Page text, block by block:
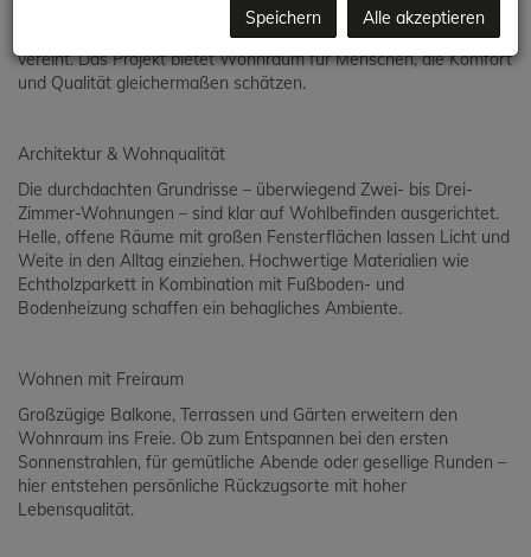
hochwertiges Neubauprojekt mit 66 Wohnungen, das modernes
Wohnen, zeitgemäße Architektur und nachhaltige Bauweise
vereint. Das Projekt bietet Wohnraum für Menschen, die Komfort
und Qualität gleichermaßen schätzen.
Architektur & Wohnqualität
Die durchdachten Grundrisse – überwiegend Zwei- bis Drei-
Zimmer-Wohnungen – sind klar auf Wohlbefinden ausgerichtet.
Helle, offene Räume mit großen Fensterflächen lassen Licht und
Weite in den Alltag einziehen. Hochwertige Materialien wie
Echtholzparkett in Kombination mit Fußboden- und
Bodenheizung schaffen ein behagliches Ambiente.
Wohnen mit Freiraum
Großzügige Balkone, Terrassen und Gärten erweitern den
Wohnraum ins Freie. Ob zum Entspannen bei den ersten
Sonnenstrahlen, für gemütliche Abende oder gesellige Runden –
hier entstehen persönliche Rückzugsorte mit hoher
Lebensqualität.
Speichern Alle akzeptieren